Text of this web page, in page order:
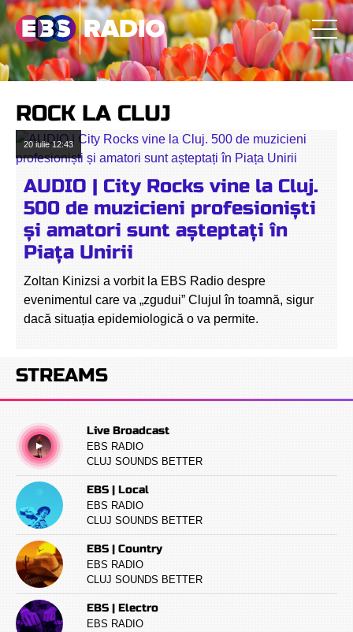
ROCK LA CLUJ
20 iulie12:43
AUDIO | City Rocks vine la Cluj.
500 de muzicieni profesioniști
și amatori sunt așteptați în
Piața Unirii
Zoltan Kinizsi a vorbit la EBS Radio despre
evenimentul care va „zgudui” Clujul în toamnă, sigur
dacă situația epidemiologică o va permite.
STREAMS
Live Broadcast
EBS RADIO
CLUJ SOUNDS BETTER
EBS | Local
EBS RADIO
CLUJ SOUNDS BETTER
EBS | Country
EBS RADIO
CLUJ SOUNDS BETTER
EBS | Electro
EBS RADIO